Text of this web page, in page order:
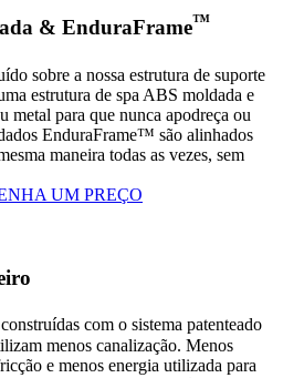
& EnduraFrame™
sobre a nossa estrutura de suporte
estrutura de spa ABS moldada e
metal para que nunca apodreça ou
EnduraFrame™ são alinhados
maneira todas as vezes, sem
UM PREÇO
com o sistema patenteado
menos canalização. Menos
e menos energia utilizada para